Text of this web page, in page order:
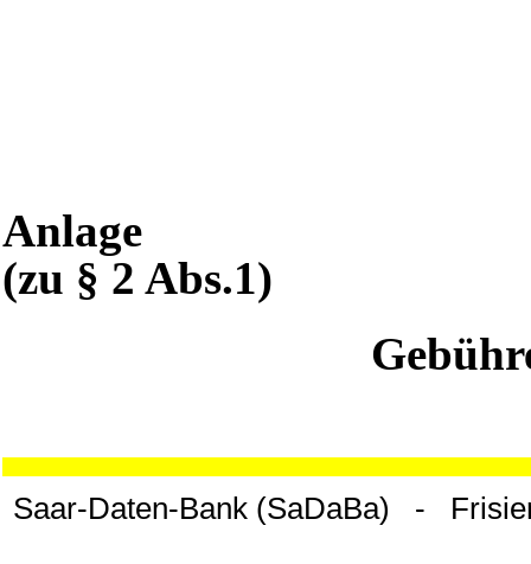
Anlage
(zu § 2 Abs.1)
Saar-Daten-Bank (SaDaBa) -